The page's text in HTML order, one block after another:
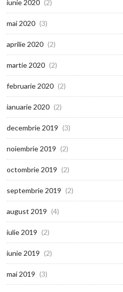
iunie 2020 (2)
mai 2020 (3)
aprilie 2020 (2)
martie 2020 (2)
februarie 2020 (2)
ianuarie 2020 (2)
decembrie 2019 (3)
noiembrie 2019 (2)
octombrie 2019 (2)
septembrie 2019 (2)
august 2019 (4)
iulie 2019 (2)
iunie 2019 (2)
mai 2019 (3)